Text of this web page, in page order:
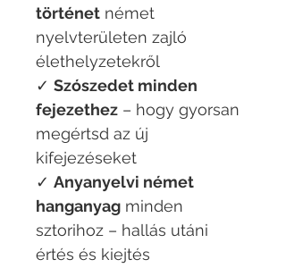
történet német
nyelvterületen zajló
élethelyzetekről
✓ Szószedet minden
fejezethez – hogy gyorsan
megértsd az új
kifejezéseket
✓ Anyanyelvi német
hanganyag minden
sztorihoz – hallás utáni
értés és kiejtés